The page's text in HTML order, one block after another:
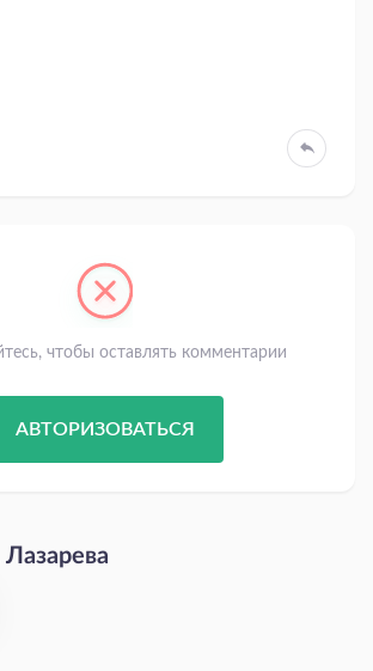
чтобы оставлять комментарии
АВТОРИЗОВАТЬСЯ